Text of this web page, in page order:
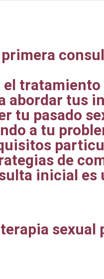
tus
tu pasado
a tu
de
inicial es
sexual